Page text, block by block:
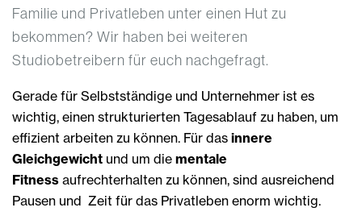
Familie und Privatleben unter einen Hut zu
bekommen? Wir haben bei weiteren
Studiobetreibern für euch nachgefragt.
Gerade für Selbstständige und Unternehmer ist es
wichtig, einen strukturierten Tagesablauf zu haben, um
effizient arbeiten zu können. Für das innere
Gleichgewicht und um die mentale
Fitness aufrechterhalten zu können, sind ausreichend
Pausen und Zeit für das Privatleben enorm wichtig.